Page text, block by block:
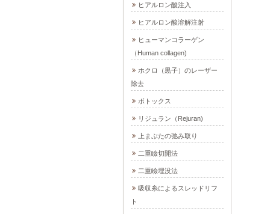
ヒアルロン酸注入
ヒアルロン酸溶解注射
ヒューマンコラーゲン
（Human collagen)
ホクロ（黒子）のレーザー
除去
ボトックス
リジュラン（Rejuran)
上まぶたの弛み取り
二重瞼切開法
二重瞼埋没法
吸収糸によるスレッドリフ
ト